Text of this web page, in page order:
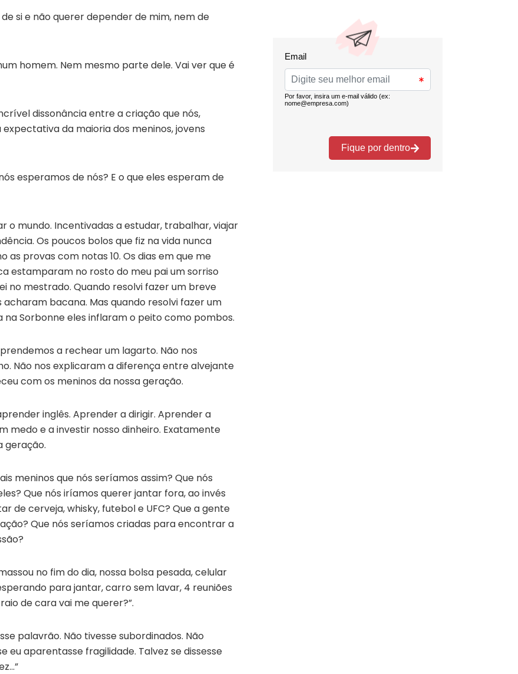
si e não querer depender de mim, nem de
homem. Nem mesmo parte dele. Vai ver que é
dissonância entre a criação que nós,
da maioria dos meninos, jovens
esperamos de nós? E o que eles esperam de
o mundo. Incentivadas a estudar, trabalhar, viajar
Os poucos bolos que fiz na vida nunca
provas com notas 10. Os dias em que me
estamparam no rosto do meu pai um sorriso
no mestrado. Quando resolvi fazer um breve
bacana. Mas quando resolvi fazer um
Sorbonne eles inflaram o peito como pombos.
a rechear um lagarto. Não nos
Não nos explicaram a diferença entre alvejante
com os meninos da nossa geração.
inglês. Aprender a dirigir. Aprender a
medo e a investir nosso dinheiro. Exatamente
geração.
meninos que nós seríamos assim? Que nós
Que nós iríamos querer jantar fora, ao invés
de cerveja, whisky, futebol e UFC? Que a gente
Que nós seríamos criadas para encontrar a
no fim do dia, nossa bolsa pesada, celular
para jantar, carro sem lavar, 4 reuniões
de cara vai me querer?”.
palavrão. Não tivesse subordinados. Não
eu aparentasse fragilidade. Talvez se dissesse